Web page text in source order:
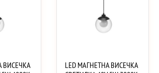
ВИСЕЧКА
LED МАГНЕТНА ВИСЕЧКА